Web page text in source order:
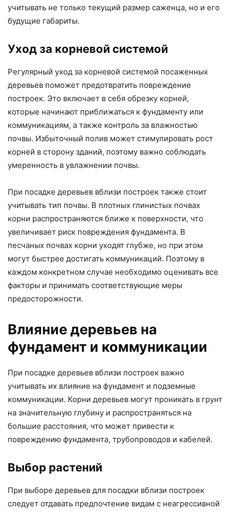
учитывать не только текущий размер саженца, но и его
будущие габариты.
Уход за корневой системой
Регулярный уход за корневой системой посаженных
деревьев поможет предотвратить повреждение
построек. Это включает в себя обрезку корней,
которые начинают приближаться к фундаменту или
коммуникациям, а также контроль за влажностью
почвы. Избыточный полив может стимулировать рост
корней в сторону зданий, поэтому важно соблюдать
умеренность в увлажнении почвы.
При посадке деревьев вблизи построек также стоит
учитывать тип почвы. В плотных глинистых почвах
корни распространяются ближе к поверхности, что
увеличивает риск повреждения фундамента. В
песчаных почвах корни уходят глубже, но при этом
могут быстрее достигать коммуникаций. Поэтому в
каждом конкретном случае необходимо оценивать все
факторы и принимать соответствующие меры
предосторожности.
Влияние деревьев на
фундамент и коммуникации
При посадке деревьев вблизи построек важно
учитывать их влияние на фундамент и подземные
коммуникации. Корни деревьев могут проникать в грунт
на значительную глубину и распространяться на
большие расстояния, что может привести к
повреждению фундамента, трубопроводов и кабелей.
Выбор растений
При выборе деревьев для посадки вблизи построек
следует отдавать предпочтение видам с неагрессивной